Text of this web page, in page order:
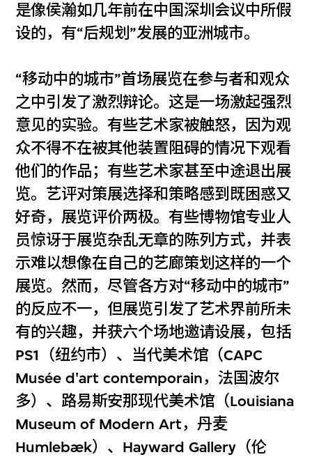
是像侯瀚如几年前在中国深圳会议中所假
设的，有“后规划”发展的亚洲城市。
“移动中的城市”首场展览在参与者和观众
之中引发了激烈辩论。这是一场激起强烈
意见的实验。有些艺术家被触怒，因为观
众不得不在被其他装置阻碍的情况下观看
他们的作品；有些艺术家甚至中途退出展
览。艺评对策展选择和策略感到既困惑又
好奇，展览评价两极。有些博物馆专业人
员惊讶于展览杂乱无章的陈列方式，并表
示难以想像在自己的艺廊策划这样的一个
展览。然而，尽管各方对“移动中的城市”
的反应不一，但展览引发了艺术界前所未
有的兴趣，并获六个场地邀请设展，包括
PS1（纽约市）、当代美术馆（CAPC
Musée d'art contemporain，法国波尔
多）、路易斯安那现代美术馆（Louisiana
Museum of Modern Art，丹麦
Humlebæk）、Hayward Gallery（伦